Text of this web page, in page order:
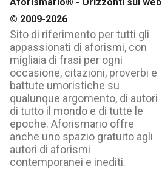
© 2009-2026
Sito di riferimento per tutti gli
appassionati di aforismi, con
migliaia di frasi per ogni
occasione, citazioni, proverbi e
battute umoristiche su
qualunque argomento, di autori
di tutto il mondo e di tutte le
epoche. Aforismario offre
anche uno spazio gratuito agli
autori di aforismi
contemporanei e inediti.